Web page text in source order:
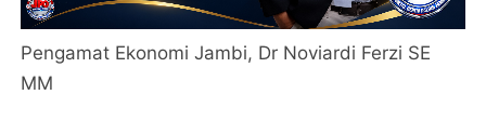
Pengamat Ekonomi Jambi, Dr Noviardi Ferzi SE
MM